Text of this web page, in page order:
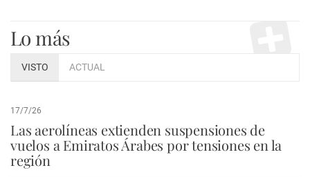
Lo más
VISTO ACTUAL
17/7/26
Las aerolíneas extienden suspensiones de
vuelos a Emiratos Árabes por tensiones en la
región